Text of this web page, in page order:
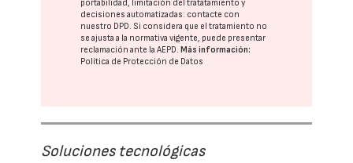
portabilidad, limitación del tratatamiento y
decisiones automatizadas: contacte con
nuestro DPD . Si considera que el tratamiento no
se ajusta a la normativa vigente, puede presentar
reclamación ante laAEPD .Más información:
Política de Protección de Datos
Soluciones tecnológicas